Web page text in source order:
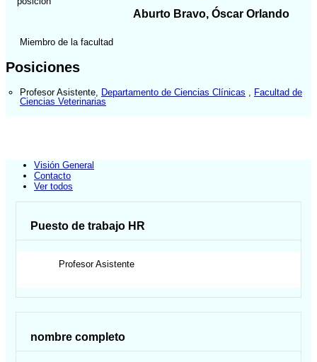
Aburto Bravo, Óscar Orlando
Miembro de la facultad
Posiciones
Profesor Asistente Departamento de Ciencias Clínicas
Facultad de
Ciencias Veterinarias
Visión General
Contacto
Ver todos
Puesto de trabajo HR
Profesor Asistente
nombre completo